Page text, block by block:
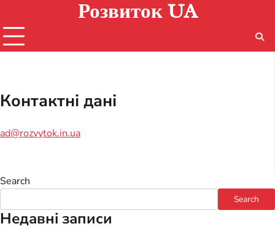
content
Розвиток UA
Контактні дані
ad@rozvytok.in.ua
Search
Search
Недавні записи